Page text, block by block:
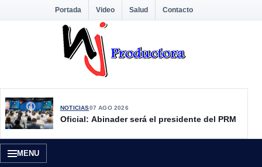
Portada Video Salud Contacto
NOTICIAS07 AGO 2026
Oficial: Abinader será el presidente del PRM
MENU